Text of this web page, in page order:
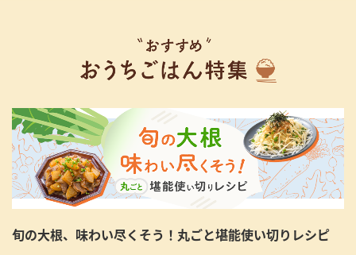
旬の大根、味わい尽くそう！丸ごと堪能使い切りレシピ